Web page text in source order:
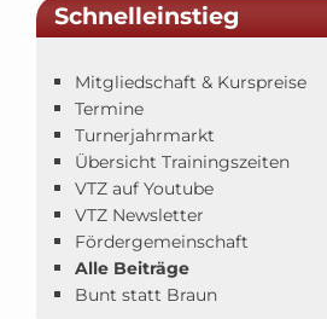
Schnelleinstieg
Mitgliedschaft & Kurspreise
Termine
Turnerjahrmarkt
Übersicht Trainingszeiten
VTZ auf Youtube
VTZ Newsletter
Fördergemeinschaft
Alle Beiträge
Bunt statt Braun